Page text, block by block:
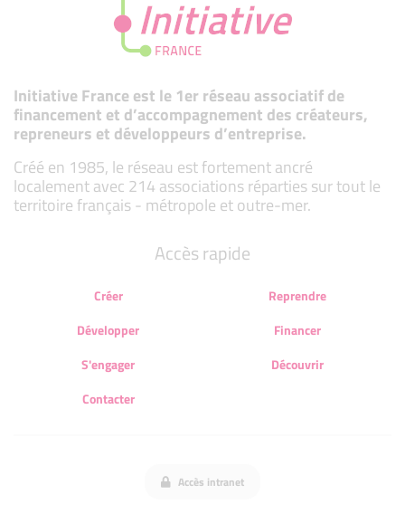
Initiative France est le 1er réseau associatif de
financement et d’accompagnement des créateurs,
repreneurs et développeurs d’entreprise.
Créé en 1985, le réseau est fortement ancré
localement avec 214 associations réparties sur tout le
territoire français - métropole et outre-mer.
Accès rapide
Créer
Reprendre
Développer
Financer
S'engager
Découvrir
Contacter
Accès intranet